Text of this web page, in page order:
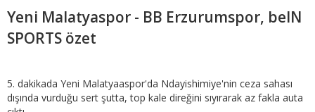
Yeni Malatyaspor - BB Erzurumspor, beIN
SPORTS özet
5. dakikada Yeni Malatyaaspor'da Ndayishimiye'nin ceza sahası
dışında vurduğu sert şutta, top kale direğini sıyırarak az fakla auta